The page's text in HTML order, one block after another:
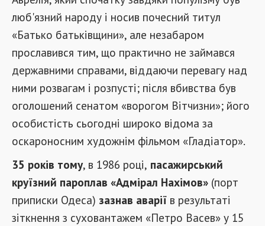
люб'язний народу і носив почесний титул
«Батько батьківщини», але незабаром
прославився тим, що практично не займався
державними справами, віддаючи перевагу над
ними розвагам і розпусті; після вбивства був
оголошений сенатом «ворогом Вітчизни»; його
особистість сьогодні широко відома за
оскароносним художнім фільмом «Гладіатор».
35 років тому, в 1986 році, пасажирський
круїзний пароплав «Адмірал Нахімов» (порт
приписки Одеса) зазнав аварії в результаті
зіткнення з суховантажем «Петро Васев» у 15